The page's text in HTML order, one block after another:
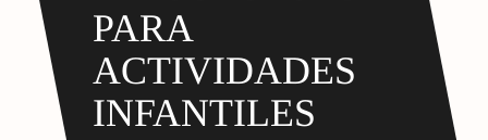
PARA
ACTIVIDADES
INFANTILES